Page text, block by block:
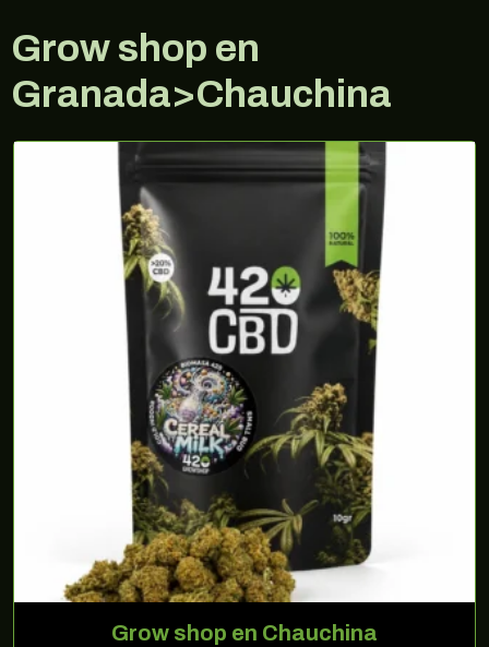
Grow shop en
Granada>Chauchina
Grow shop en Chauchina